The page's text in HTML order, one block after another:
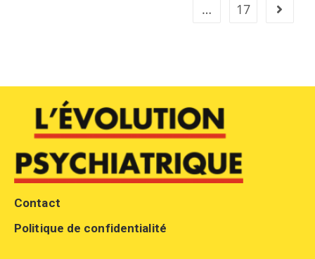
…
17
Contact
Politique de confidentialité